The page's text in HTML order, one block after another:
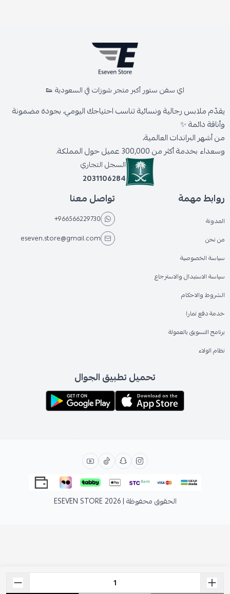
اي سفن ستور أكبر متجر شوزات في السعودية 👟
يقدّم ملابس رجالية ونسائية تناسب احتياجك اليومي، بجودة مضمونة
وأناقة دائمة ✨
من أشهر البراندات العالمية،
وسعداء بخدمة أكثر من 300,000 عميل حول المملكة.
السجل التجاري
2031106284
روابط مهمة
المدونة
من نحن
سياسة الخصوصية
سياسة الاستبدال والاسترجاع
الشروط والاحكام
خدمة دفع تمارا
برنامج التسويق بالعمولة
نظام الولاء
تواصل معنا
+966566229730
eseven.store@gmail.com
تحميل تطبيق الجوال
الحقوق محفوظة | 2026 ESEVEN STORE